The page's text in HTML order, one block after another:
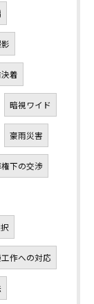
着
暗視ワイド
豪雨災害
下の交渉
作への対応